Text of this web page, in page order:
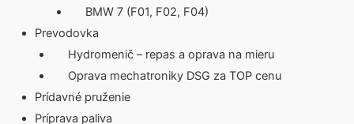
BMW 7 (F01, F02, F04)
Prevodovka
Hydromenič – repas a oprava na mieru
Oprava mechatroniky DSG za TOP cenu
Prídavné pruženie
Príprava paliva